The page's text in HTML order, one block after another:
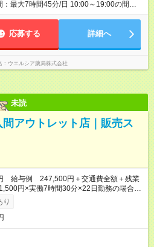
最大7時間45分/日 10:00～19:00の間で1
5日の勤務 ※勤務曜日応相談 ☆未経験・
応募する 詳細へ
ウエルシア薬局株式会社
未読
アウトレット店｜販売ス
給与例 247,500円＋交通費全額＋残業
円×実働7時間30分×22日勤務の場合。
経験により異なります。
り